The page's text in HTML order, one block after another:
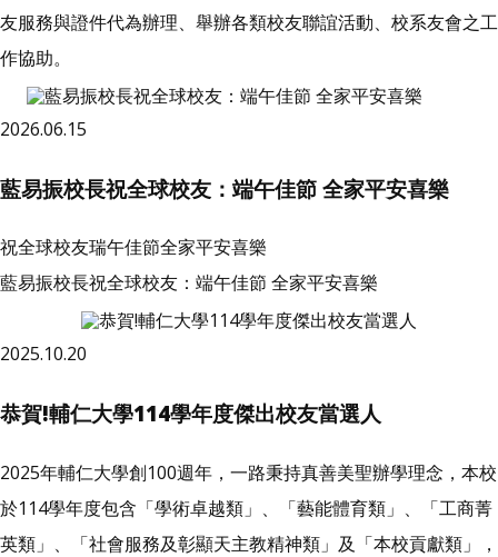
友服務與證件代為辦理、舉辦各類校友聯誼活動、校系友會之工
作協助。
2026.06.15
藍易振校長祝全球校友：端午佳節 全家平安喜樂
祝全球校友瑞午佳節全家平安喜樂
藍易振校長祝全球校友：端午佳節 全家平安喜樂
2025.10.20
恭賀!輔仁大學114學年度傑出校友當選人
2025年輔仁大學創100週年，一路秉持真善美聖辦學理念，本校
於114學年度包含「學術卓越類」、「藝能體育類」、「工商菁
英類」、「社會服務及彰顯天主教精神類」及「本校貢獻類」，